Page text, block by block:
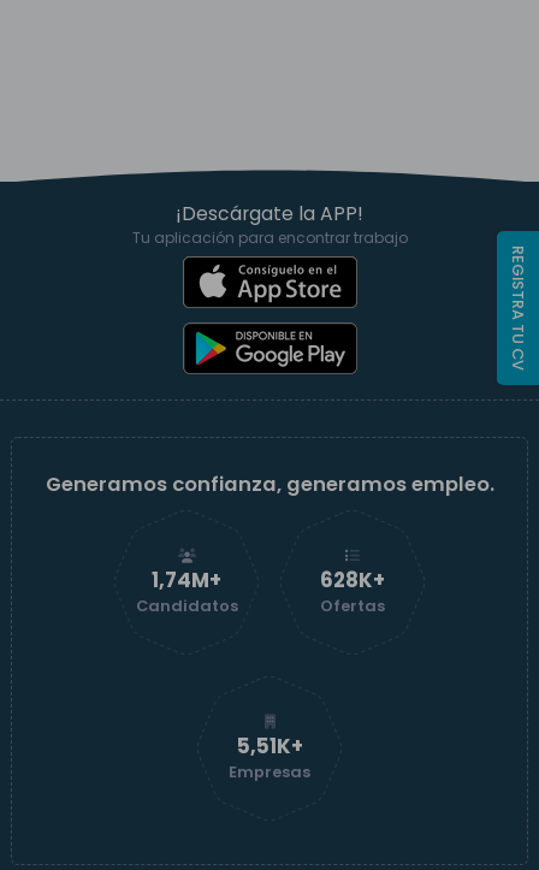
¡Descárgate la APP!
Tu aplicación para encontrar trabajo
Generamos confianza, generamos empleo.
1,74M+
Candidatos
629K+
Ofertas
5,51K+
Empresas
REGISTRA TU CV